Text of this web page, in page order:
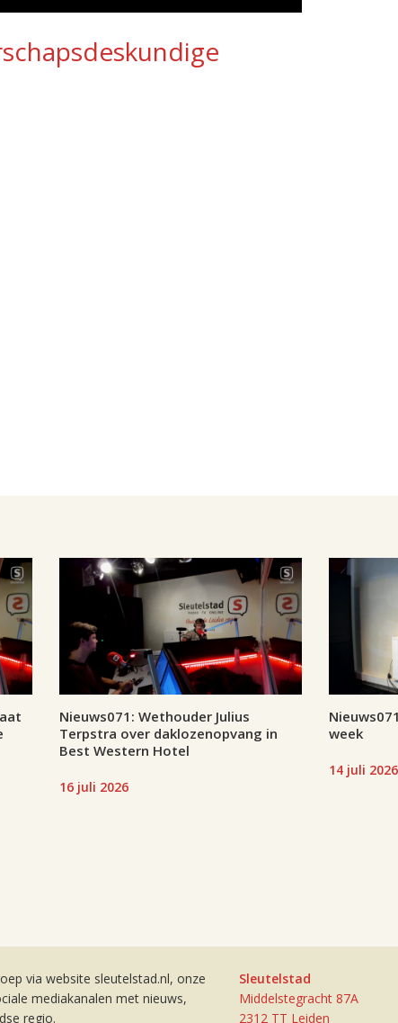
Nieuws071: Wethouder Julius
Terpstra over daklozenopvang in
Best Western Hotel
16 juli 2026
week
14 juli 2026
via website sleutelstad.nl, onze
mediakanalen met nieuws,
regio.
Sleutelstad
Middelstegracht 87A
2312 TT Leiden